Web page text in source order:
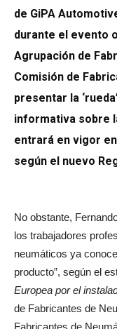
de GiPA
durante el evento
Agrupación de
Comisión de
presentar la
informativa sobre
entrará en vigor
según el nuevo
No obstante,
los trabajadores
neumáticos ya
producto”, según el
Europea por el
de Fabricantes de
Fabricantes de